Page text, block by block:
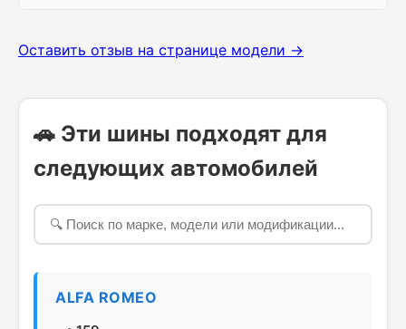
Оставить отзыв на странице модели →
🚗 Эти шины подходят для
следующих автомобилей
ALFA ROMEO